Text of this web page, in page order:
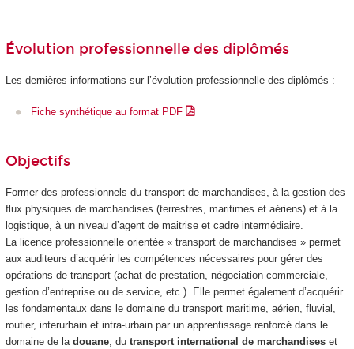
Évolution professionnelle des diplômés
Les dernières informations sur l’évolution professionnelle des diplômés :
Fiche synthétique au format PDF
Objectifs
Former des professionnels du transport de marchandises, à la gestion des
flux physiques de marchandises (terrestres, maritimes et aériens) et à la
logistique, à un niveau d’agent de maitrise et cadre intermédiaire.
La licence professionnelle orientée « transport de marchandises » permet
aux auditeurs d’acquérir les compétences nécessaires pour gérer des
opérations de transport (achat de prestation, négociation commerciale,
gestion d’entreprise ou de service, etc.). Elle permet également d’acquérir
les fondamentaux dans le domaine du transport maritime, aérien, fluvial,
routier, interurbain et intra-urbain par un apprentissage renforcé dans le
domaine de la douane, du transport international de marchandiseset